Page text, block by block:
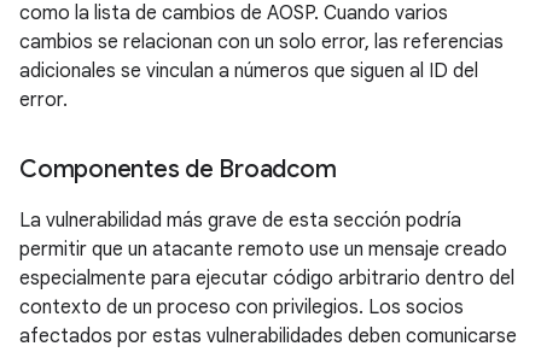
como la lista de cambios de AOSP. Cuando varios
cambios se relacionan con un solo error, las referencias
adicionales se vinculan a números que siguen al ID del
error.
Componentes de Broadcom
La vulnerabilidad más grave de esta sección podría
permitir que un atacante remoto use un mensaje creado
especialmente para ejecutar código arbitrario dentro del
contexto de un proceso con privilegios. Los socios
afectados por estas vulnerabilidades deben comunicarse